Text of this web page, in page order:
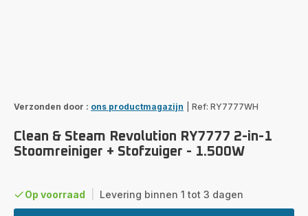
Verzonden door : ons productmagazijn Ref: RY7777WH
Clean & Steam Revolution RY7777 2-in-1
Stoomreiniger + Stofzuiger - 1.500W
Op voorraad Levering binnen 1 tot 3 dagen